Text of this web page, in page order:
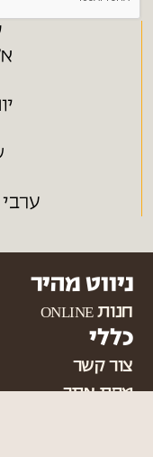
א׳-
יום
ניווט מהיר
חנות ONLINE
כללי
צור קשר
מפת אתר